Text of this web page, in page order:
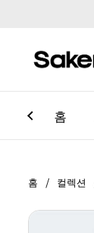
홈
홈 / 컬렉션